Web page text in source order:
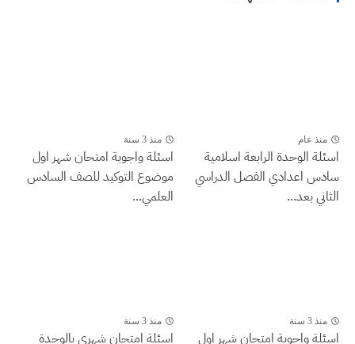
منذ عام
اسئلة الوحدة الرابعة اسلامية
سادس اعدادي الفصل الدراسي
الثاني بعد...
منذ 3 سنة
اسئلة واجوبة امتحان شهر اول
موضوع التوكيد للصف السادس
العلمي...
منذ 3 سنة
اسئلة واجوبة امتحان شهر اول
منذ 3 سنة
اسئلة امتحان شهري بالوحدة